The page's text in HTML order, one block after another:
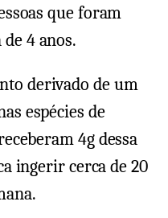
que foram
4 anos.
derivado de um
espécies de
4g dessa
ingerir cerca de 20